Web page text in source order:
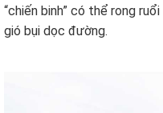
“chiến binh” có thể rong
gió bụi dọc đường.